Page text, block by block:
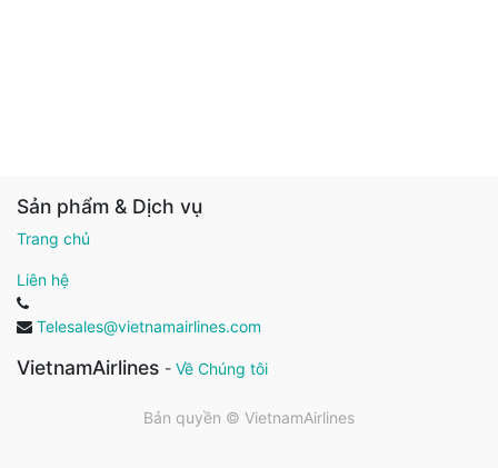
Sản phẩm & Dịch vụ
Trang chủ
Liên hệ
Telesales@vietnamairlines.com
VietnamAirlines - Về Chúng tôi
Bản quyền © VietnamAirlines